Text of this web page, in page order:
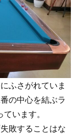
ふさがれていま
の中心を結ぶラ
います。
敗することはな